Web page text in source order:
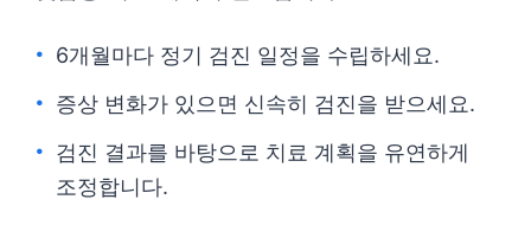
6개월마다 정기 검진 일정을 수립하세요.
증상 변화가 있으면 신속히 검진을 받으세요.
검진 결과를 바탕으로 치료 계획을 유연하게
조정합니다.